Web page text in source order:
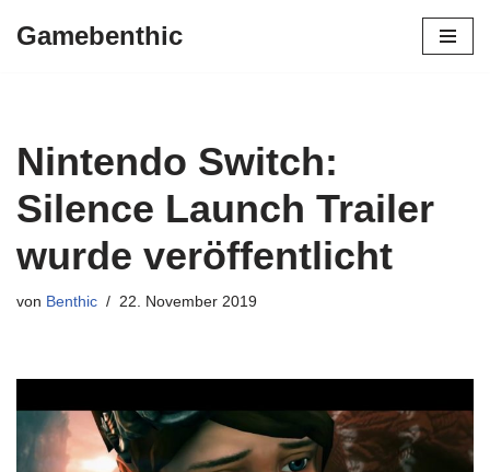
Gamebenthic
Nintendo Switch:
Silence Launch Trailer
wurde veröffentlicht
von Benthic 22. November 2019